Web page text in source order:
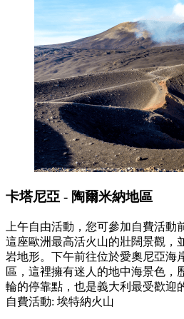
卡塔尼亞 - 陶爾米納地區
上午自由活動，您可參加自費活
這座歐洲最高活火山的壯闊景觀，
岩地形。下午前往位於愛奧尼亞海
區，這裡擁有迷人的地中海景色，
輪的停靠點，也是義大利最受歡迎
自費活動: 埃特納火山